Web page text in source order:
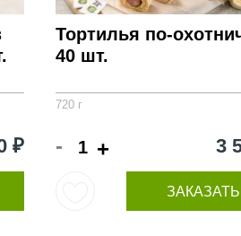
₽
Тортилья по-
40 шт.
720 г
- + 3
ЗАКАЗАТЬ